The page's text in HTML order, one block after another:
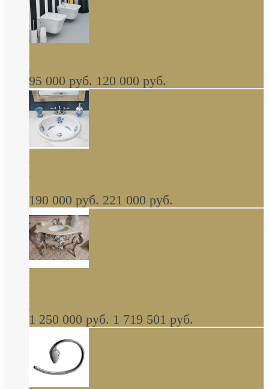
навесное КОМПЛЕКТ
95 000 руб. 120 000 руб.
Decorated Bathroom раковина овальная
встраиваемая для ванной с рисунком синяя
роза В НАЛИЧИИ
190 000 руб. 221 000 руб.
стиле барокко, из массива дерева, светло
коричневый матовый окрас + серебро
1 250 000 руб. 1 719 501 руб.